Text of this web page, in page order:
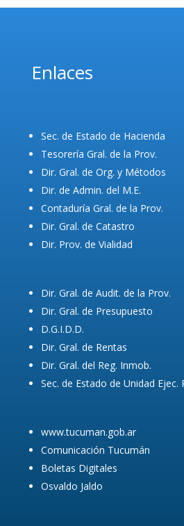
Enlaces
Sec. de Estado de Hacienda
Tesorería Gral. de la Prov.
Dir. Gral. de Org. y Métodos
Dir. de Admin. del M.E.
Contaduría Gral. de la Prov.
Dir. Gral. de Catastro
Dir. Prov. de Vialidad
Dir. Gral. de Audit. de la Prov.
Dir. Gral. de Presupuesto
D.G.I.D.D.
Dir. Gral. de Rentas
Dir. Gral. del Reg. Inmob.
Sec. de Estado de Unidad Ejec.
www.tucuman.gob.ar
Comunicación Tucumán
Boletas Digitales
Osvaldo Jaldo